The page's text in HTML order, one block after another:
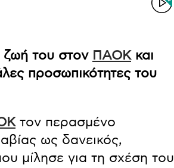
ζωή του στον ΠΑΟΚκαι
προσωπικότητες του
τον περασμένο
ως δανεικός,
μίλησε για τη σχέση του